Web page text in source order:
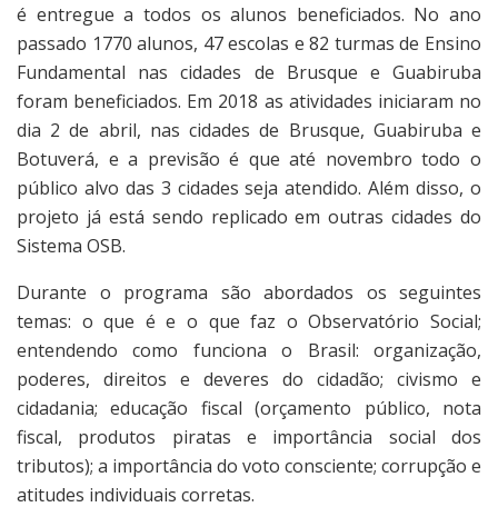
é entregue a todos os alunos beneficiados. No ano
passado 1770 alunos, 47 escolas e 82 turmas de Ensino
Fundamental nas cidades de Brusque e Guabiruba
foram beneficiados. Em 2018 as atividades iniciaram no
dia 2 de abril, nas cidades de Brusque, Guabiruba e
Botuverá, e a previsão é que até novembro todo o
público alvo das 3 cidades seja atendido. Além disso, o
projeto já está sendo replicado em outras cidades do
Sistema OSB.
Durante o programa são abordados os seguintes
temas: o que é e o que faz o Observatório Social;
entendendo como funciona o Brasil: organização,
poderes, direitos e deveres do cidadão; civismo e
cidadania; educação fiscal (orçamento público, nota
fiscal, produtos piratas e importância social dos
tributos); a importância do voto consciente; corrupção e
atitudes individuais corretas.